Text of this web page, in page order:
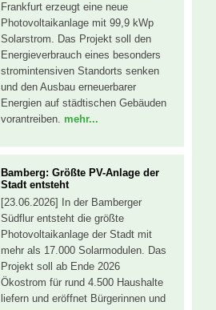
Frankfurt erzeugt eine neue
Photovoltaikanlage mit 99,9 kWp
Solarstrom. Das Projekt soll den
Energieverbrauch eines besonders
stromintensiven Standorts senken
und den Ausbau erneuerbarer
Energien auf städtischen Gebäuden
vorantreiben. mehr...
Bamberg: Größte PV-Anlage der
Stadt entsteht
[23.06.2026] In der Bamberger
Südflur entsteht die größte
Photovoltaikanlage der Stadt mit
mehr als 17.000 Solarmodulen. Das
Projekt soll ab Ende 2026
Ökostrom für rund 4.500 Haushalte
liefern und eröffnet Bürgerinnen und